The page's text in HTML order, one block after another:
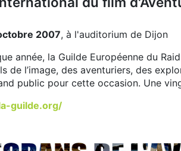
2007, à l'auditorium de Dijon
année, la Guilde Européenne du
de l’image, des aventuriers, des
public pour cette occasion. Une
guilde.org/